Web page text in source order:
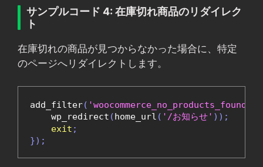
サンプルコード 4: 在庫切れ商品のリダイレク
ト
在庫切れの商品が見つからなかった場合に、特定
のページへリダイレクトします。
add_filter( 'woocommerce_no_products_found'
    wp_redirect
(home_url ( '/お知らせ' ));
exit ;
});